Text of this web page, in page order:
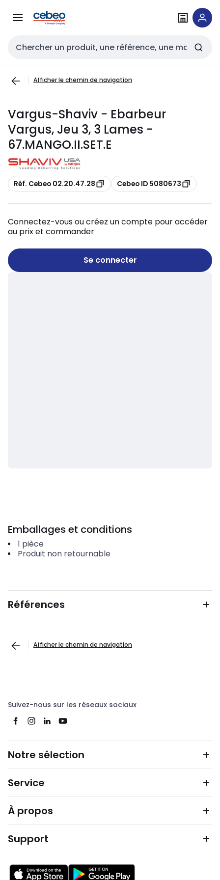
navigationau
Entrée de recherche
Afficher le chemin de navigation
Vargus-Shaviv - Ebarbeur
Vargus, Jeu 3, 3 Lames -
67.MANGO.II.SET.E
Copier
Réf. Cebeo 02.20.47.28 Copier
Cebeo ID 5080673
Connectez-vous ou créez un compte pour accéder
au prix et commander
Se connecter
Emballages et conditions
1 pièce
Produit non retournable
Références
Afficher le chemin de navigation
Suivez-nous sur les réseaux sociaux
Notre sélection
Service
À propos
Support